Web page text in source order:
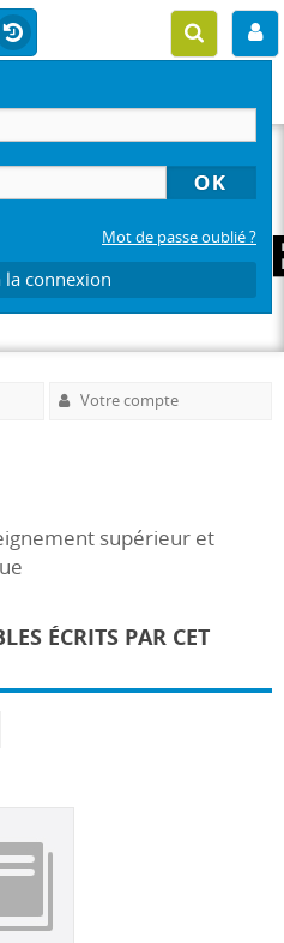
Mot de passe oublié ?
la connexion
Votre compte
supérieur et
ÉCRITS PAR CET